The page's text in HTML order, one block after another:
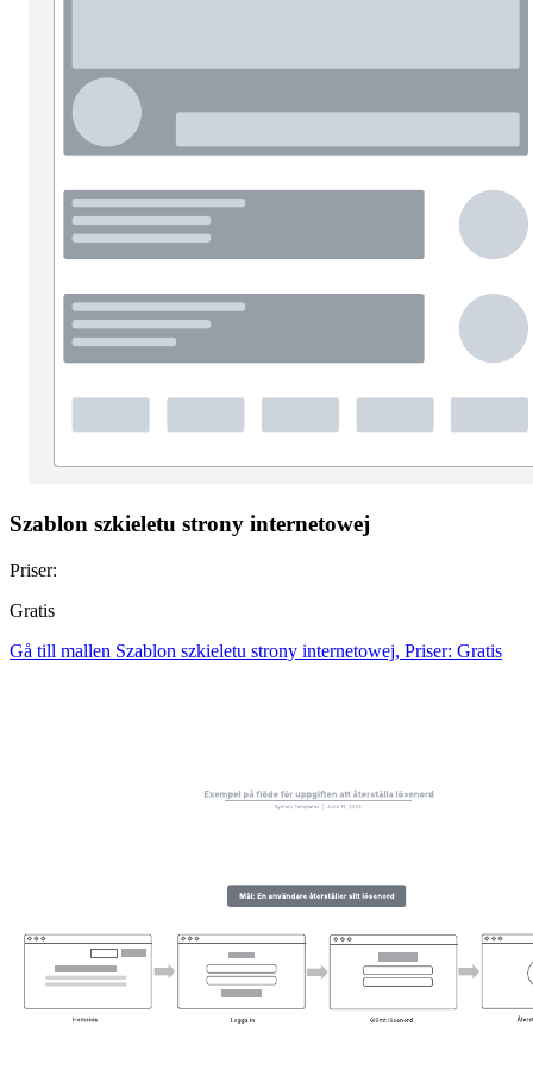
Szablon szkieletu strony internetowej
Priser:
Gratis
Gå till mallen Szablon szkieletu strony internetowej, Priser: Gratis